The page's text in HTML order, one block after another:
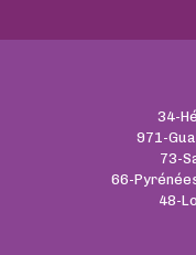
34-
971-
73-
66-
48-